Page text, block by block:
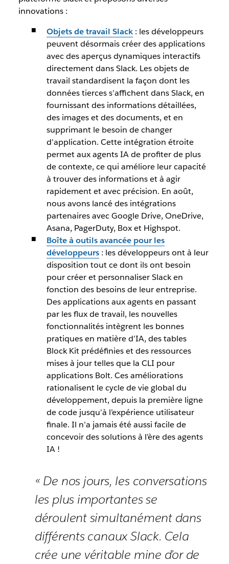
innovations :
Objets de travail Slack : les développeurs
peuvent désormais créer des applications
avec des aperçus dynamiques interactifs
directement dans Slack. Les objets de
travail standardisent la façon dont les
données tierces s’affichent dans Slack, en
fournissant des informations détaillées,
des images et des documents, et en
supprimant le besoin de changer
d’application. Cette intégration étroite
permet aux agents IA de profiter de plus
de contexte, ce qui améliore leur capacité
à trouver des informations et à agir
rapidement et avec précision. En août,
nous avons lancé des intégrations
partenaires avec Google Drive, OneDrive,
Asana, PagerDuty, Box et Highspot.
Boîte à outils avancée pour les
développeurs : les développeurs ont à leur
disposition tout ce dont ils ont besoin
pour créer et personnaliser Slack en
fonction des besoins de leur entreprise.
Des applications aux agents en passant
par les flux de travail, les nouvelles
fonctionnalités intègrent les bonnes
pratiques en matière d’IA, des tables
Block Kit prédéfinies et des ressources
mises à jour telles que la CLI pour
applications Bolt. Ces améliorations
rationalisent le cycle de vie global du
développement, depuis la première ligne
de code jusqu’à l’expérience utilisateur
finale. Il n’a jamais été aussi facile de
concevoir des solutions à l’ère des agents
IA !
« De nos jours, les conversations
les plus importantes se
déroulent simultanément dans
différents canaux Slack. Cela
crée une véritable mine d’or de